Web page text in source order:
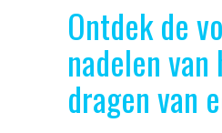
Ontdek de
nadelen van
dragen van